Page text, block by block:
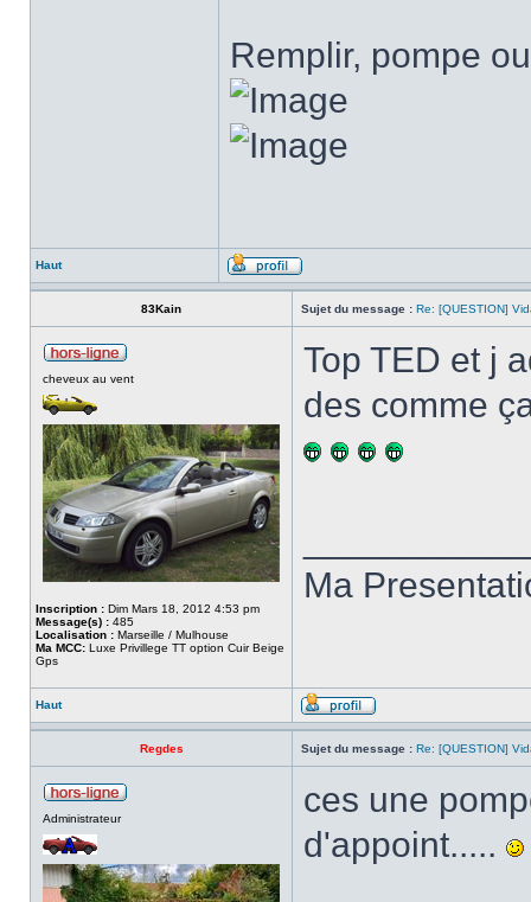
Remplir, pompe
Haut
83Kain Sujet du message : Re: [QUESTION]
cheveux au vent
Inscription : Dim Mars 18, 2012 4:53 pm
Message(s) : 485
Localisation : Marseille / Mulhouse
Ma MCC: Luxe Privillege TT option Cuir Beige
Gps
Top TED et j
des comme
Ma
Haut
Regdes Sujet du message : Re: [QUESTION]
Administrateur
ces une
d'appoint.....